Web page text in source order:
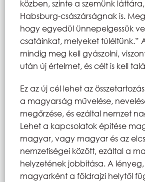
közben, szinte a szemünk láttára,
Habsburg-császárságnak is.
hogy egyedül ünnepelgessük
csatáinkat, melyeket túléltünk.”
mindig meg kell gyászolni,
után új értelmet, és célt is kell
Ez az új cél lehet az
a magyarság művelése,
megőrzése, és ezáltal nemzet
Lehet a kapcsolatok építése
magyar, vagy magyar és az
nemzetiségei között, ezáltal a
helyzetének jobbítása. A
magyarként a földrajzi helytől